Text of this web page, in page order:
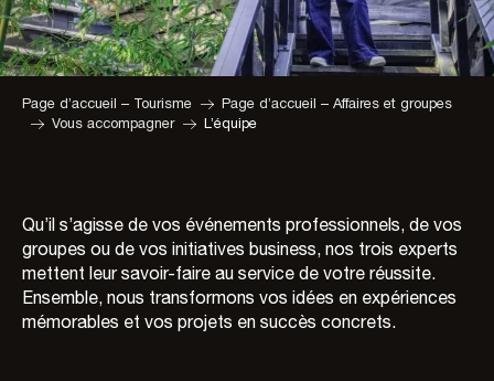
Page d’accueil – Tourisme
Page d’accueil – Affaires et groupes
Vous accompagner
L’équipe
Qu’il s’agisse de vos événements professionnels, de vos
groupes ou de vos initiatives business, nos trois experts
mettent leur savoir-faire au service de votre réussite.
Ensemble, nous transformons vos idées en expériences
mémorables et vos projets en succès concrets.